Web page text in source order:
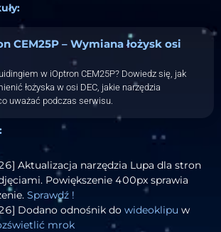
CEM25P – Wymiana łożysk osi
w iOptron CEM25P? Dowiedz się, jak
łożyska w osi DEC, jakie narzędzia
uważać podczas serwisu.
Aktualizacja narzędzia Lupa dla stron
Powiększenie 400px sprawia
Sprawdź !
Dodano odnośnik do wideoklipu w
mrok